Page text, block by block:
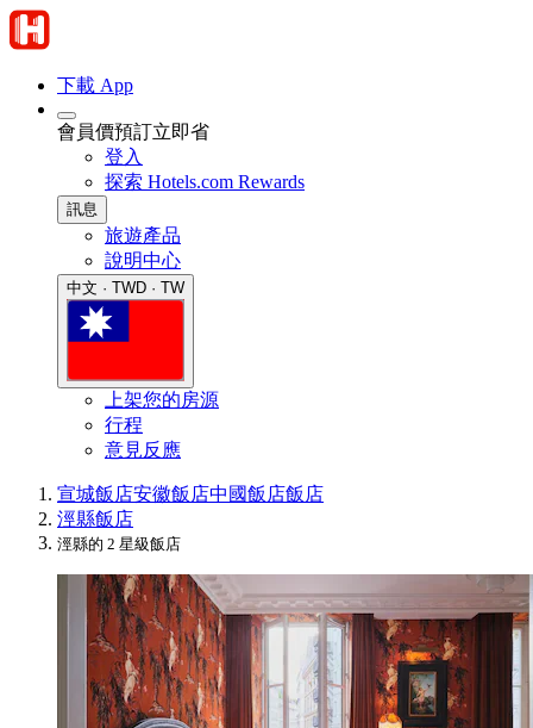
下載 App
會員價預訂立即省
登入
探索 Hotels.com Rewards
訊息
旅遊產品
說明中心
中文 · TWD · TW
上架您的房源
行程
意見反應
宣城飯店安徽飯店中國飯店飯店
涇縣飯店
涇縣的 2 星級飯店